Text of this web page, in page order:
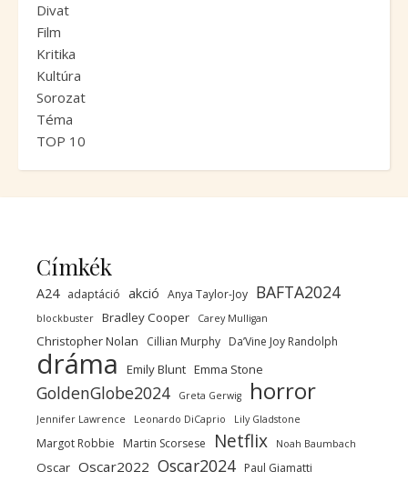
Divat
Film
Kritika
Kultúra
Sorozat
Téma
TOP 10
Címkék
A24 adaptáció akció Anya Taylor-Joy BAFTA2024
blockbuster Bradley Cooper Carey Mulligan
Christopher Nolan Cillian Murphy Da’Vine Joy Randolph
dráma Emily Blunt Emma Stone
GoldenGlobe2024 Greta Gerwig horror
Jennifer Lawrence Leonardo DiCaprio Lily Gladstone
Margot Robbie Martin Scorsese Netflix Noah Baumbach
Oscar Oscar2022 Oscar2024 Paul Giamatti